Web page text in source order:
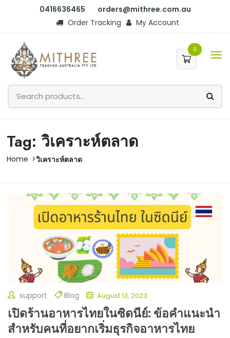
0416636465
orders@mithree.com.au
Order Tracking
My Account
0
Tag: วิเคราะห์ตลาด
Home วิเคราะห์ตลาด
support Blog August 13, 2023
เปิดร้านอาหารไทยในซิดนีย์: ข้อคำแนะนำ
สำหรับคนที่อยากเริ่มธุรกิจอาหารไทย